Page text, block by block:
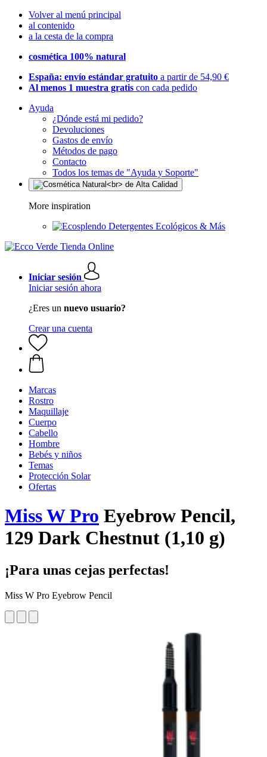
Volver al menú principal
al contenido
a la cesta de la compra
cosmética 100% natural
España: envío estándar gratuito a partir de 54,90 €
Al menos 1 muestra gratis con cada pedido
Ayuda
¿Dónde está mi pedido?
Devoluciones
Gastos de envío
Métodos de pago
Contacto
Todos los temas de "Ayuda y Soporte"
More inspiration
Detergentes Ecológicos & Más
Iniciar sesión
Iniciar sesión ahora
¿Eres un nuevo usuario?
Crear una cuenta
Marcas
Rostro
Maquillaje
Cuerpo
Cabello
Hombre
Bebés y niños
Temas
Protección Solar
Ofertas
Miss W Pro Eyebrow Pencil,
129 Dark Chestnut (1,10 g)
¡Para unas cejas perfectas!
Miss W Pro Eyebrow Pencil